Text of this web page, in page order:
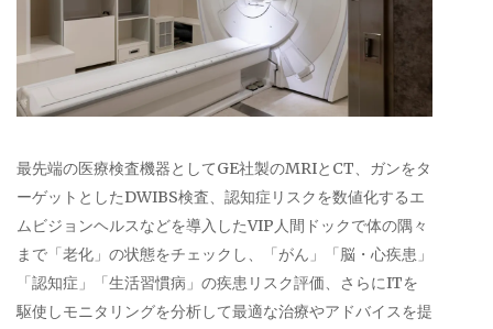
最先端の医療検査機器としてGE社製のMRIとCT、ガンをタ
ーゲットとしたDWIBS検査、認知症リスクを数値化するエ
ムビジョンヘルスなどを導入したVIP人間ドックで体の隅々
まで「老化」の状態をチェックし、「がん」「脳・心疾患」
「認知症」「生活習慣病」の疾患リスク評価、さらにITを
駆使しモニタリングを分析して最適な治療やアドバイスを提